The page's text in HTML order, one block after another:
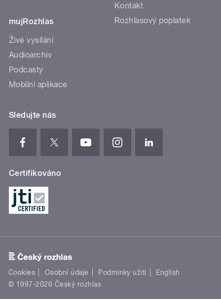
mujRozhlas
Živé vysílání
Audioarchiv
Podcasty
Mobilní aplikace
Kontakt
Rozhlasový poplatek
Sledujte nás
Certifikováno
Cookies Osobní údaje Podmínky užití
English
© 1997-2026 Český rozhlas